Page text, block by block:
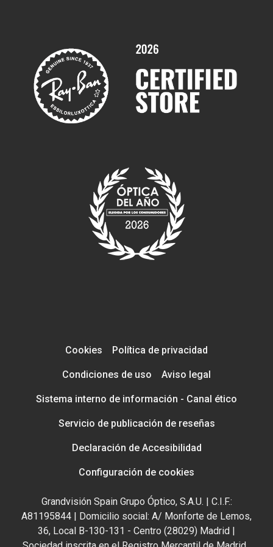
Cookies Política de privacidad
Condiciones de uso Aviso legal
Sistema interno de información - Canal ético
Servicio de publicación de reseñas
Declaración de Accesibilidad
Configuración de cookies
Grandvisión Spain Grupo Óptico, S.A.U. | C.I.F.:
A81195844 | Domicilio social: A/ Monforte de Lemos,
36, Local B-130-131 - Centro (28029) Madrid |